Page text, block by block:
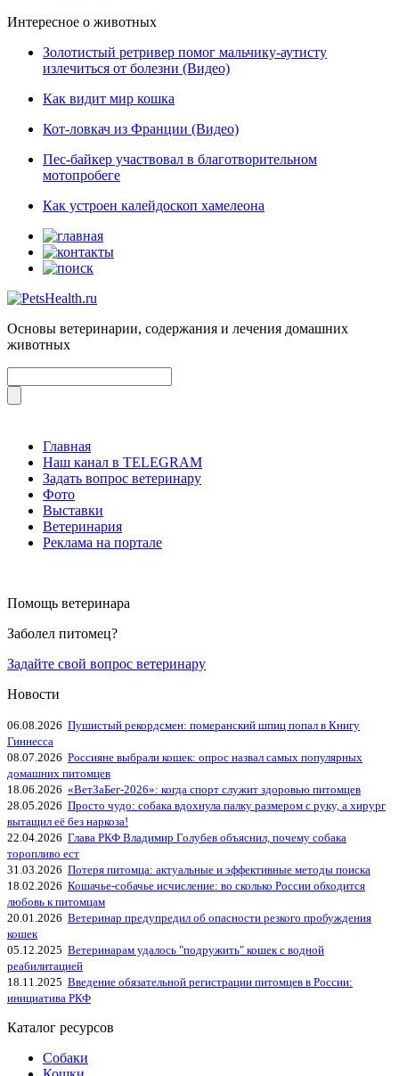
Интересное о животных
Золотистый ретривер помог мальчику-аутисту
излечиться от болезни (Видео)
Как видит мир кошка
Кот-ловкач из Франции (Видео)
Пес-байкер участвовал в благотворительном
мотопробеге
Как устроен калейдоскоп хамелеона
Основы ветеринарии, содержания и лечения домашних
животных
Главная
Наш канал в TELEGRAM
Задать вопрос ветеринару
Фото
Выставки
Ветеринария
Реклама на портале
Помощь ветеринара
Заболел питомец?
Задайте свой вопрос ветеринару
Новости
06.08.2026 Пушистый рекордсмен: померанский шпиц попал в Книгу
Гиннесса
08.07.2026 Россияне выбрали кошек: опрос назвал самых популярных
домашних питомцев
18.06.2026 «ВетЗаБег‑2026»: когда спорт служит здоровью питомцев
28.05.2026 Просто чудо: собака вдохнула палку размером с руку, а хирург
вытащил её без наркоза!
22.04.2026 Глава РКФ Владимир Голубев объяснил, почему собака
торопливо ест
31.03.2026 Потеря питомца: актуальные и эффективные методы поиска
18.02.2026 Кошачье-собачье исчисление: во сколько России обходится
любовь к питомцам
20.01.2026 Ветеринар предупредил об опасности резкого пробуждения
кошек
05.12.2025 Ветеринарам удалось "подружить" кошек с водной
реабилитацией
18.11.2025 Введение обязательной регистрации питомцев в России:
инициатива РКФ
Каталог ресурсов
Собаки